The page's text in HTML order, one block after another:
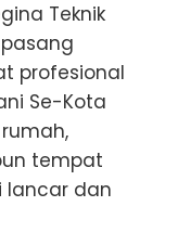
Teknik
profesional
Se-Kota
tempat
lancar dan